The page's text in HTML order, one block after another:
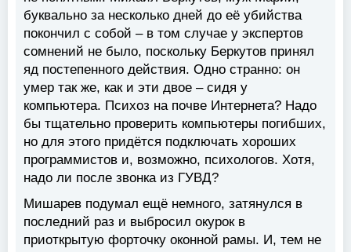
буквально за несколько дней до её убийства
покончил с собой – в том случае у экспертов
сомнений не было, поскольку Беркутов принял
яд постепенного действия. Одно странно: он
умер так же, как и эти двое – сидя у
компьютера. Психоз на почве Интернета? Надо
бы тщательно проверить компьютеры погибших,
но для этого придётся подключать хороших
программистов и, возможно, психологов. Хотя,
надо ли после звонка из ГУВД?
Мишарев подумал ещё немного, затянулся в
последний раз и выбросил окурок в
приоткрытую форточку оконной рамы. И, тем не